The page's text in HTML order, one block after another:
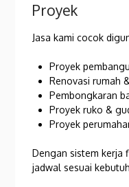
Proyek
Jasa kami cocok
Proyek
Renovasi rumah
Pembongkaran
Proyek ruko &
Proyek
Dengan sistem kerja
jadwal sesuai